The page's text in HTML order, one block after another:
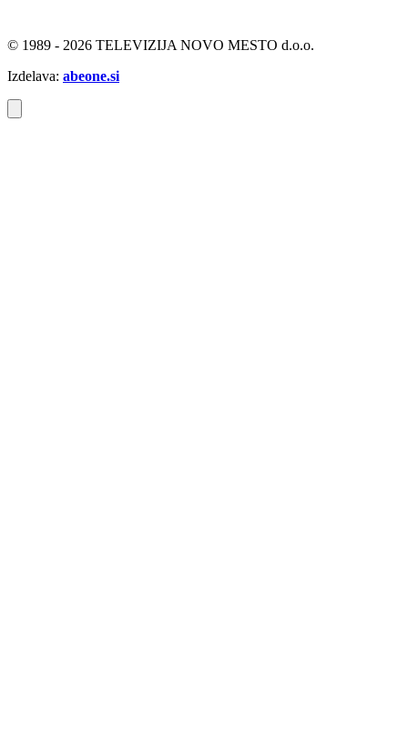
© 1989 - 2026 TELEVIZIJA NOVO MESTO d.o.o.
Izdelava: abeone.si